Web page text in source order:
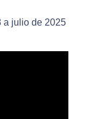
a julio de 2025